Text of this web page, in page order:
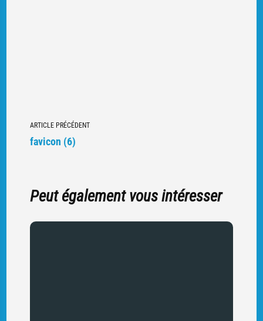
Navigation
vers
ARTICLE PRÉCÉDENT
favicon (6)
Peut également vous intéresser